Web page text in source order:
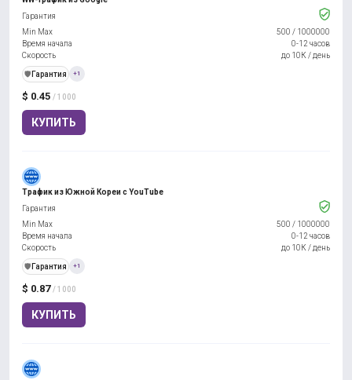
$ 0.45 / 1000
КУПИТЬ
Гарантия
Min Max
500 / 1000000
Время начала
0-12 часов
Скорость
до 10К / день
️🛡️ Гарантия +1
Трафик из Южной Кореи с YouTube
$ 0.87 / 1000
КУПИТЬ
Гарантия
Min Max
500 / 1000000
Время начала
0-12 часов
Скорость
до 10К / день
️🛡️ Гарантия +1